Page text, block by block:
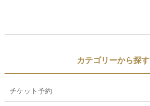
カテゴリーから探す
チケット予約